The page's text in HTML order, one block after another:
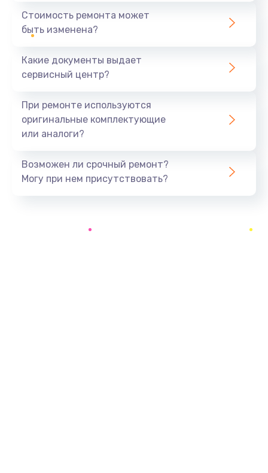
550 руб.
Ремонт экрана
Замена кнопки питания
Заказать
Стоимость ремонта может
быть изменена?
Какие документы выдает
сервисный центр?
При ремонте используются
оригинальные комплектующие
или аналоги?
Возможен ли срочный ремонт?
Могу при нем присутствовать?